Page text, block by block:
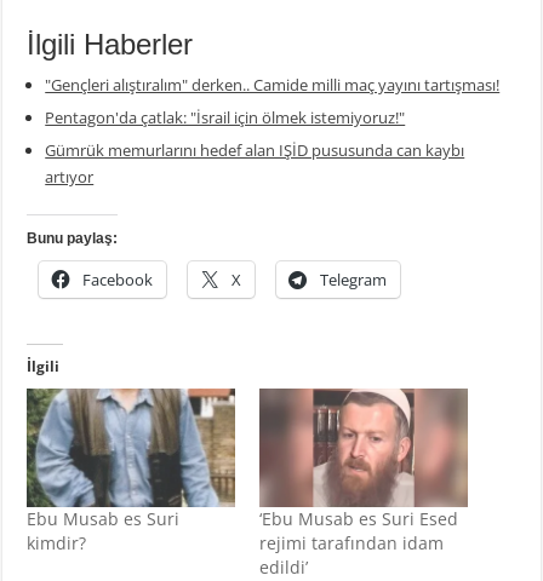
İlgili Haberler
"Gençleri alıştıralım" derken.. Camide milli maç yayını tartışması!
Pentagon'da çatlak: "İsrail için ölmek istemiyoruz!"
Gümrük memurlarını hedef alan IŞİD pususunda can kaybı
artıyor
Bunu paylaş:
Facebook X Telegram
İlgili
Ebu Musab es Suri
kimdir?
‘Ebu Musab es Suri Esed
rejimi tarafından idam
edildi’